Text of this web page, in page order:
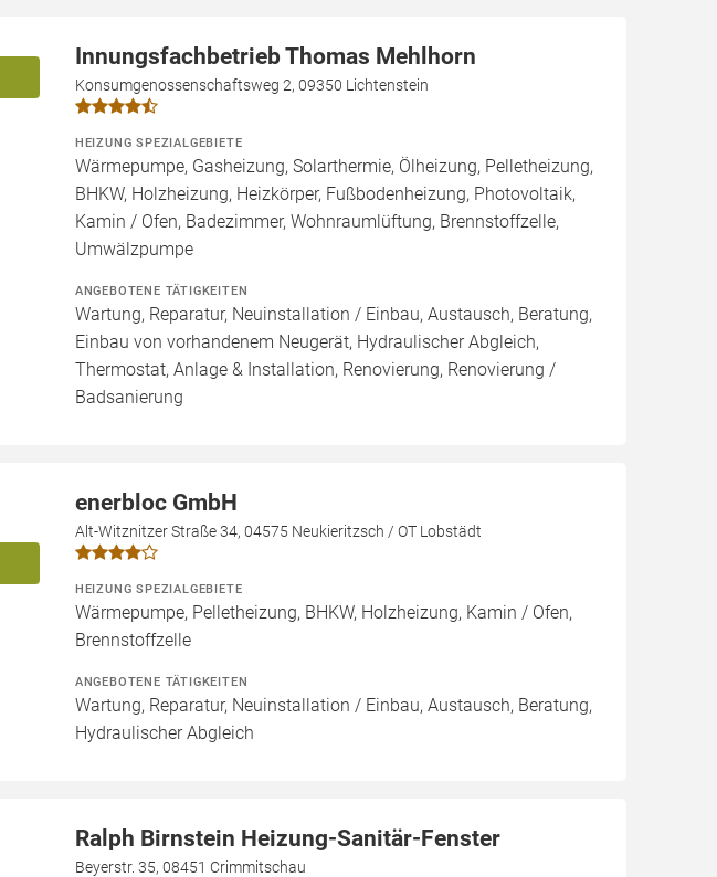
Innungsfachbetrieb Thomas Mehlhorn
Konsumgenossenschaftsweg 2, 09350 Lichtenstein
HEIZUNG SPEZIALGEBIETE
Wärmepumpe, Gasheizung, Solarthermie, Ölheizung, Pelletheizung,
BHKW, Holzheizung, Heizkörper, Fußbodenheizung, Photovoltaik,
Kamin / Ofen, Badezimmer, Wohnraumlüftung, Brennstoffzelle,
Umwälzpumpe
ANGEBOTENE TÄTIGKEITEN
Wartung, Reparatur, Neuinstallation / Einbau, Austausch, Beratung,
Einbau von vorhandenem Neugerät, Hydraulischer Abgleich,
Thermostat, Anlage & Installation, Renovierung, Renovierung /
Badsanierung
enerbloc GmbH
Alt-Witznitzer Straße 34, 04575 Neukieritzsch / OT Lobstädt
HEIZUNG SPEZIALGEBIETE
Wärmepumpe, Pelletheizung, BHKW, Holzheizung, Kamin / Ofen,
Brennstoffzelle
ANGEBOTENE TÄTIGKEITEN
Wartung, Reparatur, Neuinstallation / Einbau, Austausch, Beratung,
Hydraulischer Abgleich
Ralph Birnstein Heizung-Sanitär-Fenster
Beyerstr. 35, 08451 Crimmitschau